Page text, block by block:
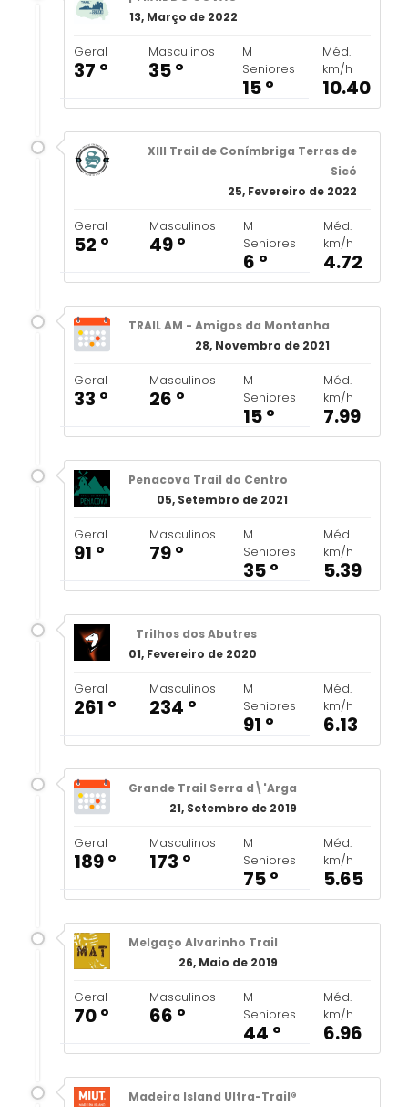
13, Março de 2022
Geral
37 º
Masculinos
35 º
M
Seniores
15 º
Méd.
km/h
10.40
XIII Trail de Conímbriga Terras de
Sicó
25, Fevereiro de 2022
Geral
52 º
Masculinos
49 º
M
Seniores
6 º
Méd.
km/h
4.72
TRAIL AM - Amigos da Montanha
28, Novembro de 2021
Geral
33 º
Masculinos
26 º
M
Seniores
15 º
Méd.
km/h
7.99
Penacova Trail do Centro
05, Setembro de 2021
Geral
91 º
Masculinos
79 º
M
Seniores
35 º
Méd.
km/h
5.39
Trilhos dos Abutres
01, Fevereiro de 2020
Geral
261 º
Masculinos
234 º
M
Seniores
91 º
Méd.
km/h
6.13
Grande Trail Serra d\'Arga
21, Setembro de 2019
Geral
189 º
Masculinos
173 º
M
Seniores
75 º
Méd.
km/h
5.65
Melgaço Alvarinho Trail
26, Maio de 2019
Geral
70 º
Masculinos
66 º
M
Seniores
44 º
Méd.
km/h
6.96
Madeira Island Ultra-Trail®